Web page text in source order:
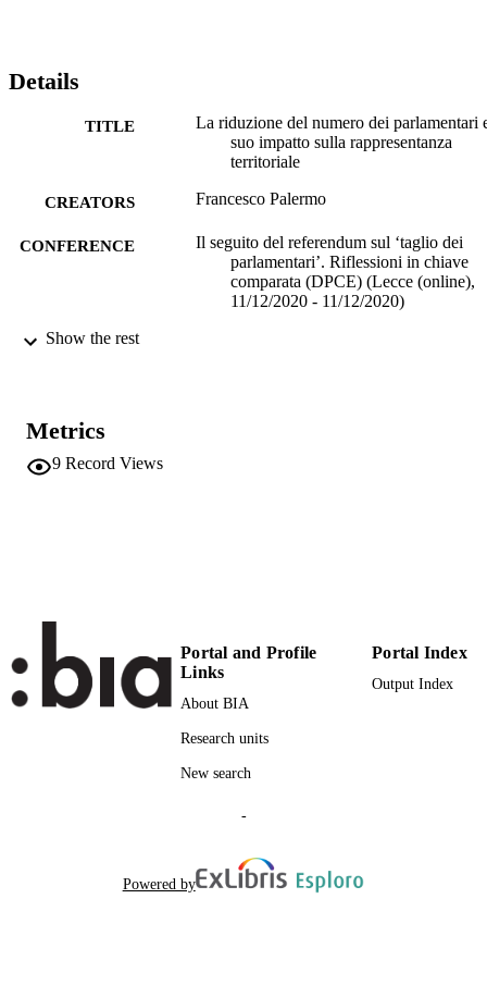
Details
TITLE
La riduzione del numero dei parlamentari
suo impatto sulla rappresentanza
territoriale
CREATORS Francesco Palermo
CONFERENCE
Il seguito del referendum sul ‘taglio dei
parlamentari’. Riflessioni in chiave
comparata (DPCE) (Lecce (online),
11/12/2020 - 11/12/2020)
IDENTIFIERS
UNIT
LANGUAGE
AUDIENCE
Scientific
Show the rest
Metrics
9 Record Views
Portal and Profile
Links
About BIA
Research units
New search
Portal Index
Output Index
-
Powered by